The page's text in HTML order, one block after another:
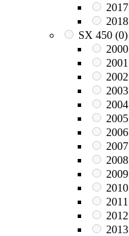
2017
2018
SX 450 (0)
2000
2001
2002
2003
2004
2005
2006
2007
2008
2009
2010
2011
2012
2013